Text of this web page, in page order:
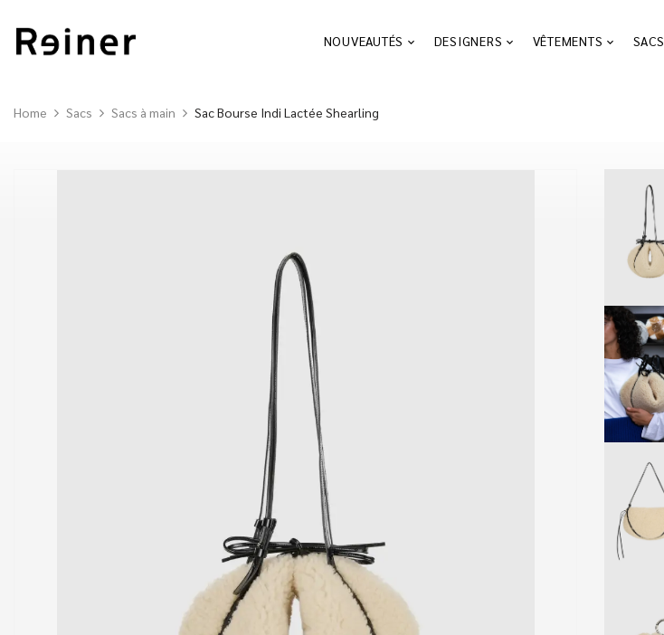
NOUVEAUTÉS DESIGNERS VÊTEMENTS SACS
Home Sacs Sacs à main Sac Bourse Indi Lactée Shearling